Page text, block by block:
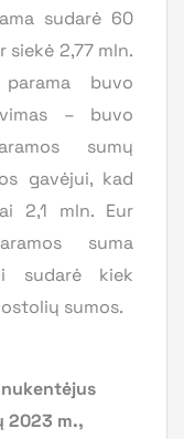
sudarė 60
2,77 mln.
buvo
– buvo
sumų
gavėjui, kad
2,1 mln. Eur
suma
sudarė kiek
sumos.
2023 m.,